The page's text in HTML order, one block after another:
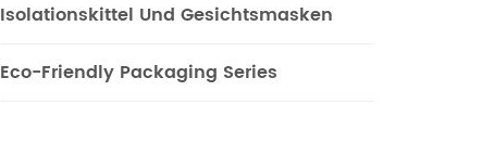
Isolationskittel Und Gesichtsmasken
Eco-Friendly Packaging Series